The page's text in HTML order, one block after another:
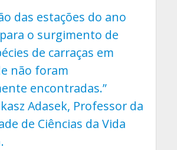
das estações do ano
o surgimento de
de carraças em
não foram
encontradas.”
Adasek, Professor da
de Ciências da Vida